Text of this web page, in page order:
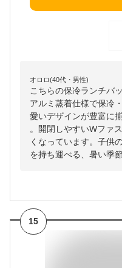
オロロ(40代・男性)
こちらの保冷ランチバ
アルミ蒸着仕様で保冷
愛いデザインが豊富に
。開閉しやすいWファ
くなっています。子供
を持ち運べる、暑い季
15